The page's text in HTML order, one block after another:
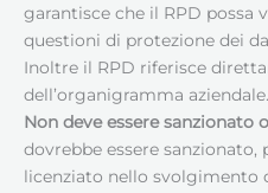
garantisce che il RPD possa
questioni di protezione dei
Inoltre il RPD riferisce
dell’organigramma aziendale.
Non deve essere sanzionato
dovrebbe essere
licenziato nello svolgimento